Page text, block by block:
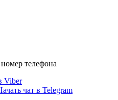
телефона